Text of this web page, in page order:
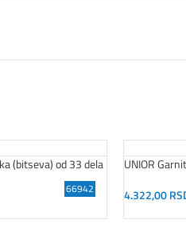
(bitseva) od 33 dela
66942
UNIOR
4.322,00